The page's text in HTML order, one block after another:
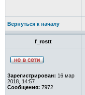
Вернуться к началу
f_rostt
Зарегистрирован: 16 мар
2018, 14:57
Сообщения: 7972